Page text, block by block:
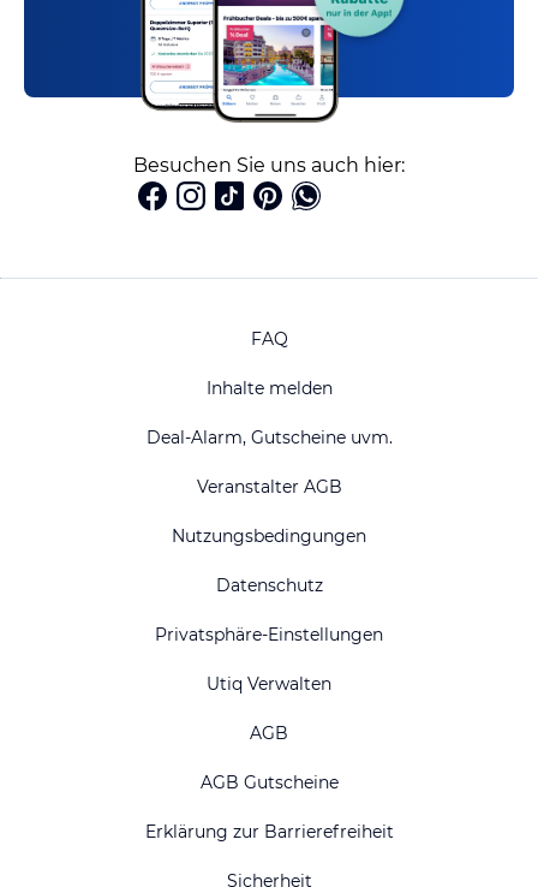
Besuchen Sie uns auch hier:
FAQ
Inhalte melden
Deal-Alarm, Gutscheine uvm.
Veranstalter AGB
Nutzungsbedingungen
Datenschutz
Privatsphäre-Einstellungen
Utiq Verwalten
AGB
AGB Gutscheine
Erklärung zur Barrierefreiheit
Sicherheit